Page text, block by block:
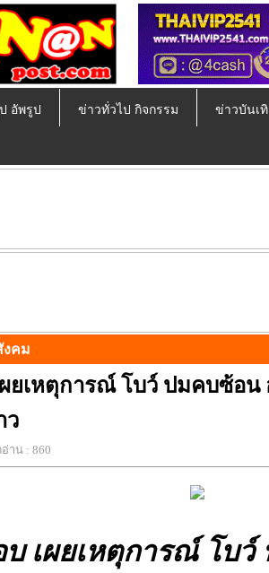
อัพรูป ข่าวทั่วไป กิจกรรม ข่าวบันเ
งคม
ยเหตุการณ์ โบว์ ปมคบซ้อน
ว
าน : 860
เผยเหตุการณ์ โบ